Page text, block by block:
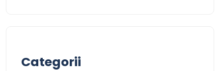
Categorii